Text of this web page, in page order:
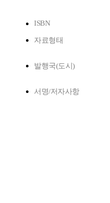
ISBN
자료형태
발행국(도시)
서명/저자사항